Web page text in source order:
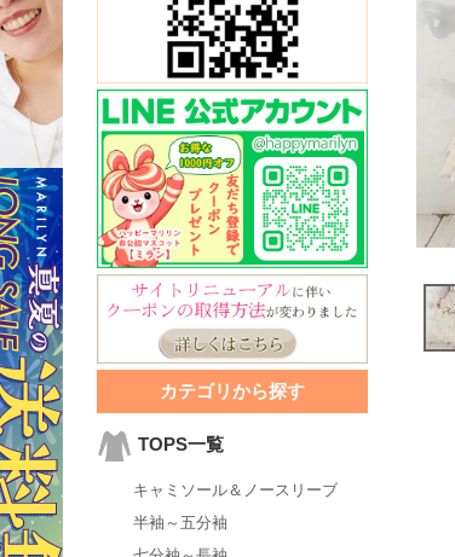
カテゴリから探す
TOPS一覧
キャミソール＆ノースリーブ
半袖～五分袖